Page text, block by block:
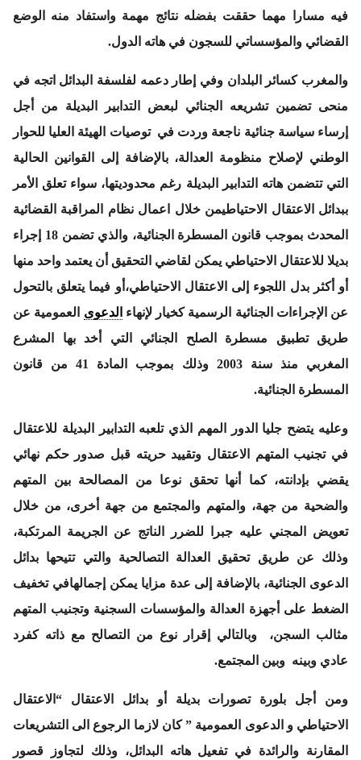
فيه مسارا مهما حققت بفضله نتائج مهمة واستفاد منه الوضع
القضائي والمؤسساتي للسجون في هاته الدول.
والمغرب كسائر البلدان وفي إطار دعمه لفلسفة البدائل اتجه في
منحى تضمين تشريعه الجنائي لبعض التدابير البديلة من أجل
إرساء سياسة جنائية ناجعة وردت في توصيات الهيئة العليا للحوار
الوطني لإصلاح منظومة العدالة، بالإضافة إلى القوانين الحالية
التي تتضمن هاته التدابير البديلة رغم محدوديتها، سواء تعلق الأمر
ببدائل الاعتقال الاحتياطيمن خلال اعمال نظام المراقبة القضائية
المحدث بموجب قانون المسطرة الجنائية، والذي تضمن 18 إجراء
بديلا للاعتقال الاحتياطي يمكن لقاضي التحقيق أن يعتمد واحد منها
أو أكثر بدل اللجوء إلى الاعتقال الاحتياطي،أو فيما يتعلق بالتحول
عن الإجراءات الجنائية الرسمية كخيار لإنهاء الدعوى العمومية عن
طريق تطبيق مسطرة الصلح الجنائي التي أخد بها المشرع
المغربي منذ سنة 2003 وذلك بموجب المادة 41 من قانون
المسطرة الجنائية.
وعليه يتضح جليا الدور المهم الذي تلعبه التدابير البديلة للاعتقال
في تجنيب المتهم الاعتقال وتقييد حريته قبل صدور حكم نهائي
يقضي بإدانته، كما أنها تحقق نوعا من المصالحة بين المتهم
والضحية من جهة، والمتهم والمجتمع من جهة أخرى، من خلال
تعويض المجني عليه جبرا للضرر الناتج عن الجريمة المرتكبة،
وذلك عن طريق تحقيق العدالة التصالحية والتي تتيحها بدائل
الدعوى الجنائية، بالإضافة إلى عدة مزايا يمكن إجمالهافي تخفيف
الضغط على أجهزة العدالة والمؤسسات السجنية وتجنيب المتهم
مثالب السجن، وبالتالي إقرار نوع من التصالح مع ذاته كفرد
عادي وبينه وبين المجتمع.
ومن أجل بلورة تصورات بديلة أو بدائل الاعتقال “الاعتقال
الاحتياطي و الدعوى العمومية ” كان لازما الرجوع الى التشريعات
المقارنة والرائدة في تفعيل هاته البدائل، وذلك لتجاوز قصور